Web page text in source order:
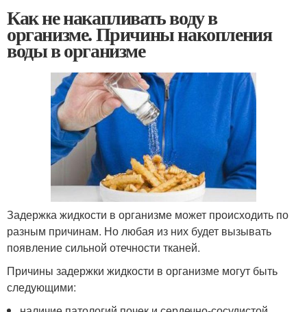
Как не накапливать воду в
организме. Причины накопления
воды в организме
Задержка жидкости в организме может происходить по
разным причинам. Но любая из них будет вызывать
появление сильной отечности тканей.
Причины задержки жидкости в организме могут быть
следующими: